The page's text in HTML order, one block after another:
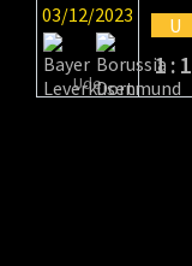
03/12/2023
Ude
U
1:1